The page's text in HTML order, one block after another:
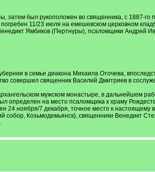
затем был рукоположен во священника, с 1887-го
11/23 июля на емешевском церковном
Ямбиков (Пертнуры), псаломщики Андрей
в семье диакона Михаила Оточева,
совершил священник Василий Дмитриев в
мужском монастыре, в дальнейшем
определен на место псаломщика к храму
24 ноября/7 декабря, точное место к настоящему
собор, Козьмодемьянск), священники Венедикт